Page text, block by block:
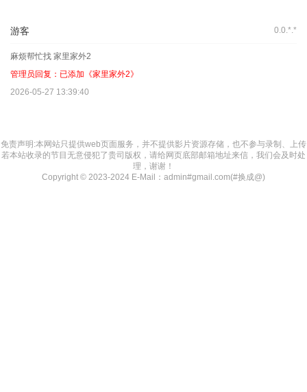
0.0.*.*
游客
麻烦帮忙找 家里家外2
管理员回复：已添加《家里家外2》
2026-05-27 13:39:40
免责声明:本网站只提供web页面服务，并不提供影片资源存储，也不参与录制、上传
若本站收录的节目无意侵犯了贵司版权，请给网页底部邮箱地址来信，我们会及时处
理，谢谢！
Copyright © 2023-2024 E-Mail：admin#gmail.com(#换成@)